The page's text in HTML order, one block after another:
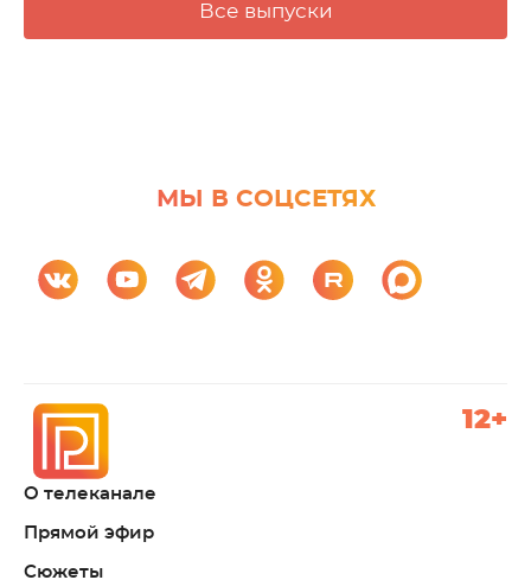
Все выпуски
МЫ В СОЦСЕТЯХ
О телеканале
Прямой эфир
Сюжеты
12+